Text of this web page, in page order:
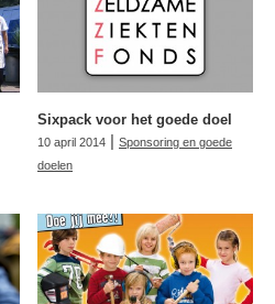
Sixpack voor het goede doel
10 april 2014 | Sponsoring en goede
doelen